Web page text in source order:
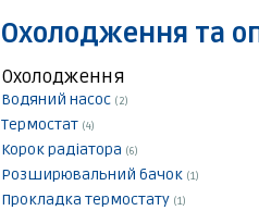
Охолодження та
Охолодження
Водяний насос (2)
Термостат (4)
Корок радіатора (6)
Розширювальний бачок (1)
Прокладка термостату (1)